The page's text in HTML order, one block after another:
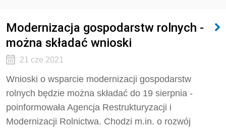
Modernizacja gospodarstw rolnych -
można składać wnioski
21 cze 2021
Wnioski o wsparcie modernizacji gospodarstw
rolnych będzie można składać do 19 sierpnia -
poinformowała Agencja Restrukturyzacji i
Modernizacji Rolnictwa. Chodzi m.in. o rozwój